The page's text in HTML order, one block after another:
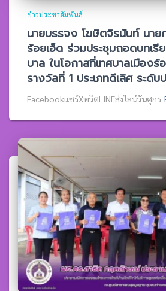
ข่าวประชาสัมพันธ์
นายบรรจง โฆษิตจิรนันท์ นาย
ร้อยเอ็ด ร่วมประชุมถอดบทเรี
บาล ในโอกาสที่เทศบาลเมืองร้
รางวัลที่ 1 ประเภทดีเลิศ ระดับ
Facebookแชร์XทวิตLINEส่งไลน์วันศุกร